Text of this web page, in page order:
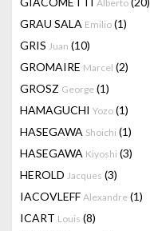
Alberto
GRAU SALA Emilio (1)
GRIS Juan (10)
GROMAIRE Marcel (2)
GROSZ George (1)
HAMAGUCHI Yozo (1)
HASEGAWA Shoichi (1)
HASEGAWA Kiyoshi (3)
HEROLD Jacques (3)
IACOVLEFF Alexandre (1)
ICART Louis (8)